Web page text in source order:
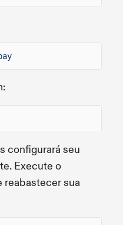
configurará seu
Execute o
reabastecer sua